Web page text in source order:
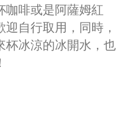
咖啡或是阿薩姆紅
自行取用，同時，
杯冰涼的冰開水，也